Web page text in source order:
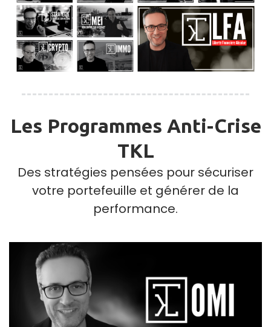
Les Programmes Anti-Crise
TKL
Des stratégies pensées pour sécuriser
votre portefeuille et générer de la
performance.